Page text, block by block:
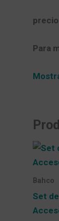
Para
Bahco
Set